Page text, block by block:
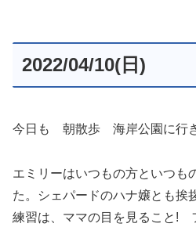
2022/04/10(日)
今日も 朝散歩 海岸公園に行き
エミリーはいつもの方といつも
た。シェパードのハナ嬢とも挨
練習は、ママの目を見ること!